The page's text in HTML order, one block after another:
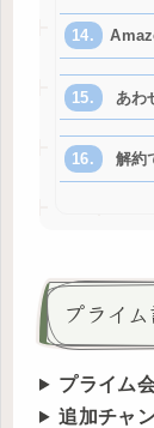
あわ
解約
プライ
プライム
追加チャ